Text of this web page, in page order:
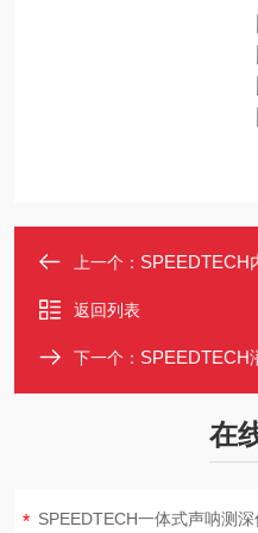
上一个： SPEEDTECH内
返回列表
下一个： SPEEDTECH潜
在